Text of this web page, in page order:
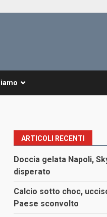
ARTICOLI RECENTI
Doccia gelata Napoli,
disperato
Calcio sotto choc,
Paese sconvolto